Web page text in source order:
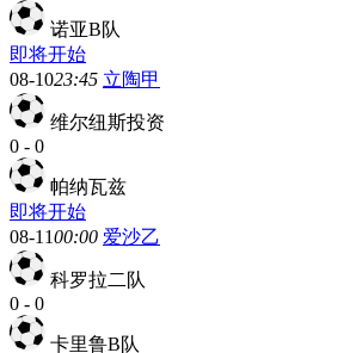
诺亚B队
即将开始
08-1023:45 立陶甲
维尔纽斯投资
0 - 0
帕纳瓦兹
即将开始
08-1100:00 爱沙乙
科罗拉二队
0 - 0
卡里鲁B队